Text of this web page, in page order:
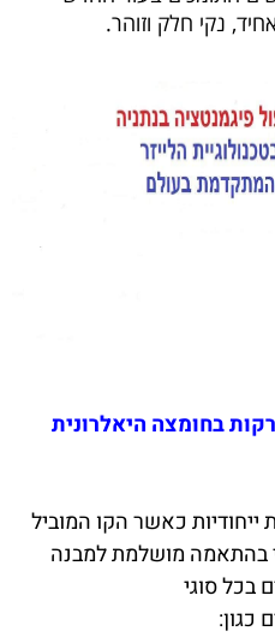
נקי חלק וזוהר.
בחומצה היאלרונית
כאשר הקו המוביל
בהתאמה מושלמת למבנה
בכל סוגי
כגון: